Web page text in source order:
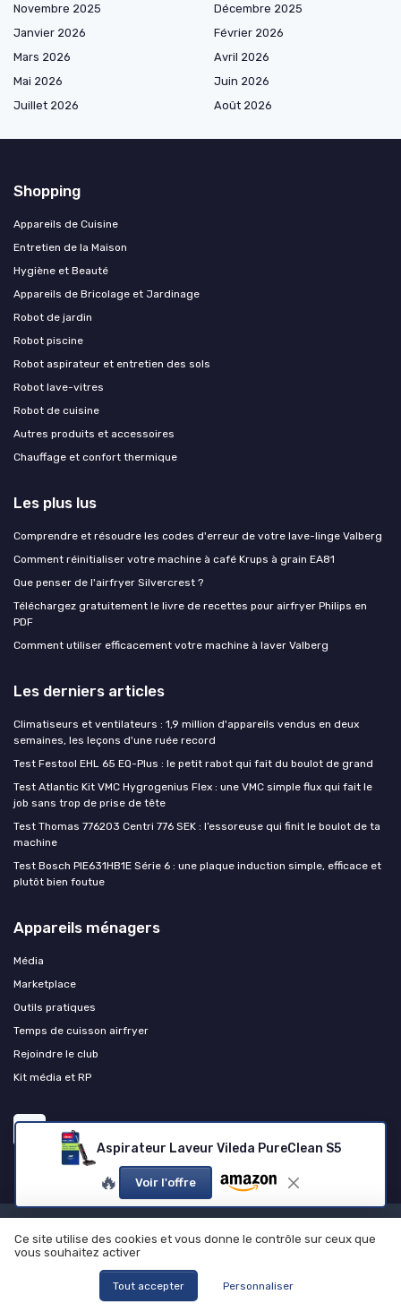
Aspirateur Laveur Vileda PureClean S5
🔥 Voir l'offre
Novembre 2025
Décembre 2025
Janvier 2026
Février 2026
Mars 2026
Avril 2026
Mai 2026
Juin 2026
Juillet 2026
Août 2026
Shopping
Appareils de Cuisine
Entretien de la Maison
Hygiène et Beauté
Appareils de Bricolage et Jardinage
Robot de jardin
Robot piscine
Robot aspirateur et entretien des sols
Robot lave-vitres
Robot de cuisine
Autres produits et accessoires
Chauffage et confort thermique
Les plus lus
Comprendre et résoudre les codes d'erreur de votre lave-linge Valberg
Comment réinitialiser votre machine à café Krups à grain EA81
Que penser de l'airfryer Silvercrest ?
Téléchargez gratuitement le livre de recettes pour airfryer Philips en
PDF
Comment utiliser efficacement votre machine à laver Valberg
Les derniers articles
Climatiseurs et ventilateurs : 1,9 million d'appareils vendus en deux
semaines, les leçons d'une ruée record
Test Festool EHL 65 EQ-Plus : le petit rabot qui fait du boulot de grand
Test Atlantic Kit VMC Hygrogenius Flex : une VMC simple flux qui fait le
job sans trop de prise de tête
Test Thomas 776203 Centri 776 SEK : l’essoreuse qui finit le boulot de ta
machine
Test Bosch PIE631HB1E Série 6 : une plaque induction simple, efficace et
plutôt bien foutue
Appareils ménagers
Média
Marketplace
Outils pratiques
Temps de cuisson airfryer
Rejoindre le club
Kit média et RP
Mentions légales Politique de confidentialité
enquête 2025 sur les appareils ménagers
Qui sommes-nous ?
© Appareils ménagers 2026
Ce site utilise des cookies et vous donne le contrôle sur ceux que
vous souhaitez activer
Tout accepter Personnaliser